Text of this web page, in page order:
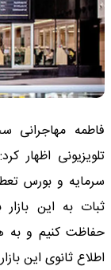
فاطمه مهاجرانی
تلویزیونی اظهار
سرمایه و بورس
ثبات به این
حفاظت کنیم و به
اطلاع ثانوی این